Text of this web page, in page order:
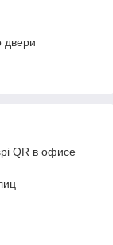
двери
QR в офисе